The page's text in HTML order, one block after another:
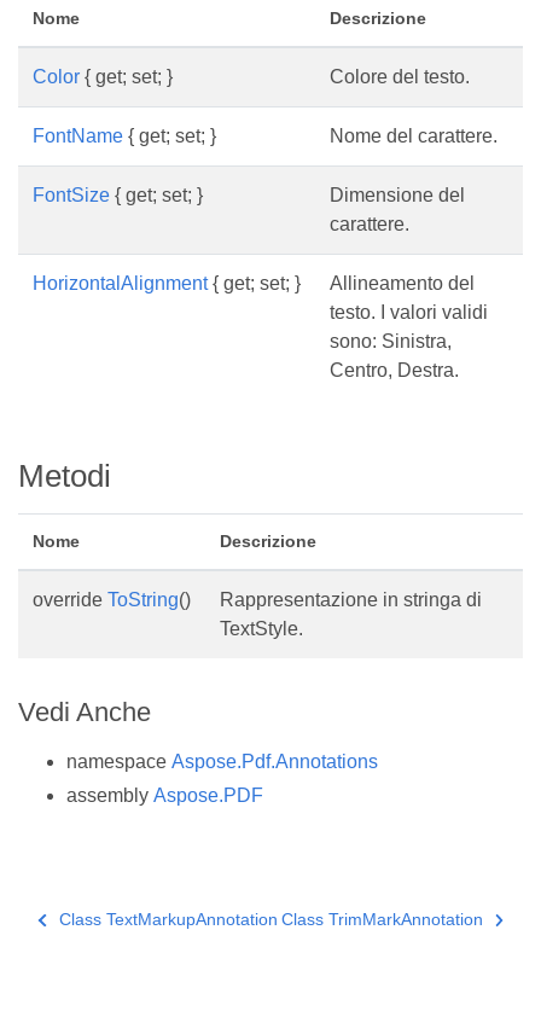
Nome Descrizione
Color { get; set; } Colore del testo.
FontName { get; set; } Nome del carattere.
FontSize { get; set; }
Dimensione del
carattere.
HorizontalAlignment{ get; set; }
Allineamento del
testo. I valori validi
sono: Sinistra,
Centro, Destra.
Metodi
Nome Descrizione
override ToString()
Rappresentazione in stringa di
TextStyle.
Vedi Anche
namespace Aspose.Pdf.Annotations
assembly Aspose.PDF
Class TextMarkupAnnotation Class TrimMarkAnnotation